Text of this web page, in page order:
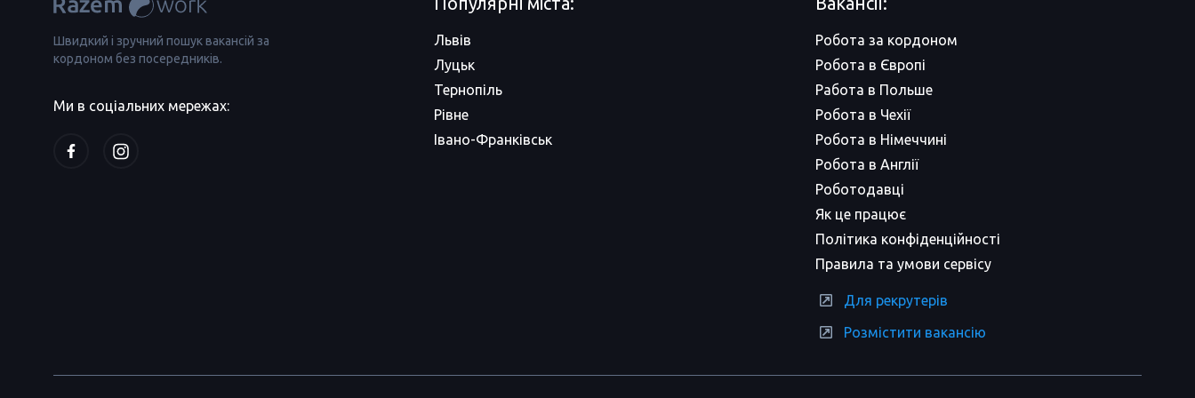
Швидкий і зручний пошук вакансій за
кордоном без посередників.
Ми в соціальних мережах:
Львів
Луцьк
Тернопіль
Рівне
Івано-Франківськ
Робота за кордоном
Робота в Європі
Работа в Польше
Робота в Чехії
Робота в Німеччині
Робота в Англії
Роботодавці
Як це працює
Політика конфіденційності
Правила та умови сервісу
Для рекрутерів
Розмістити вакансію